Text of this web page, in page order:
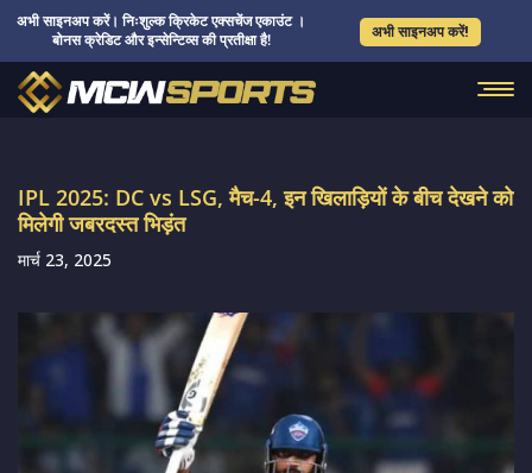
अभी साइनअप करें। निःशुल्क क्रिकेट एक्सचेंज एकाउंट ।
बोनस क्रेडिट और इन्सेन्टिव्स की प्रतीक्षा है!
अभी साइनअप करें!
IPL 2025: DC vs LSG, मैच-4, इन खिलाड़ियों के बीच देखने को
मिलेगी जबरदस्त भिड़ंत
मार्च 23, 2025